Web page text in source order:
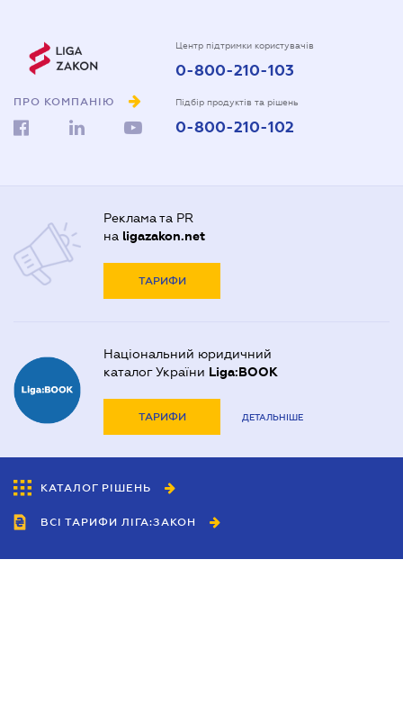
ПРО КОМПАНІЮ
Центр підтримки користувачів
0-800-210-103
Підбір продуктів та рішень
0-800-210-102
Реклама та PR
на ligazakon.net
ТАРИФИ
Національний юридичний
каталог України Liga:BOOK
ТАРИФИ ДЕТАЛЬНІШЕ
КАТАЛОГ РІШЕНЬ
ВСІ ТАРИФИ ЛІГА:ЗАКОН